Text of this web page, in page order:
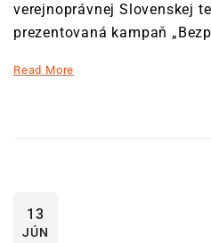
verejnoprávnej Slovenskej
prezentovaná kampaň
Read More
13
JÚN